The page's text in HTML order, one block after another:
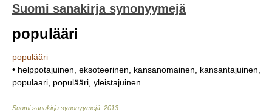
Suomi sanakirja synonyymejä
populääri
populääri
• helppotajuinen, eksoteerinen, kansanomainen, kansantajuinen,
populaari, populääri, yleistajuinen
Suomi sanakirja synonyymejä 2013